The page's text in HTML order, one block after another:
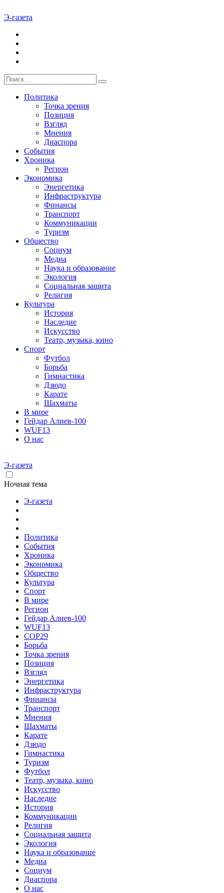
Э-газета
Политика
Точка зрения
Позиция
Взгляд
Мнения
Диаспора
События
Хроника
Регион
Экономика
Энергетика
Инфраструктура
Финансы
Транспорт
Коммуникации
Туризм
Общество
Социум
Медиа
Наука и образование
Экология
Социальная защита
Религия
Культура
История
Наследие
Искусство
Театр, музыка, кино
Спорт
Футбол
Борьба
Гимнастика
Дзюдо
Карате
Шахматы
В мире
Гейдар Алиев-100
WUF13
О нас
Э-газета
Ночная тема
Э-газета
Политика
События
Хроника
Экономика
Общество
Культура
Спорт
В мире
Регион
Гейдар Алиев-100
WUF13
COP29
Борьба
Точка зрения
Позиция
Взгляд
Энергетика
Инфраструктура
Финансы
Транспорт
Мнения
Шахматы
Карате
Дзюдо
Гимнастика
Туризм
Футбол
Театр, музыка, кино
Искусство
Наследие
История
Коммуникации
Религия
Социальная защита
Экология
Наука и образование
Медиа
Социум
Диаспора
О нас